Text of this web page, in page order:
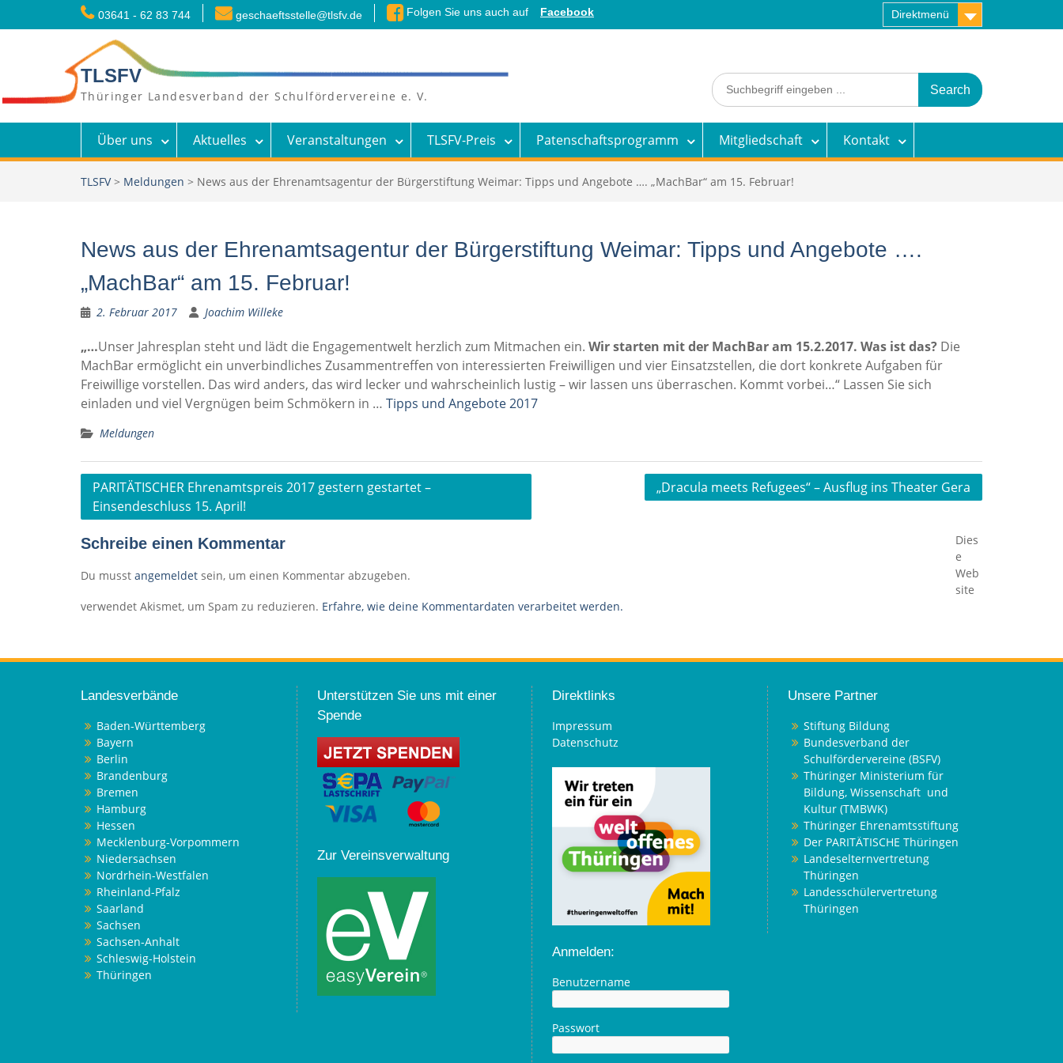
03641 - 62 83 744 geschaeftsstelle@tlsfv.de Folgen Sie uns auch auf Facebook Direktmenü
TLSFV
Thüringer Landesverband der Schulfördervereine e. V.
Search
for:
Über uns Aktuelles Veranstaltungen TLSFV-Preis Patenschaftsprogramm Mitgliedschaft Kontakt
TLSFV> Meldungen > News aus der Ehrenamtsagentur der Bürgerstiftung Weimar: Tipps und Angebote …. „MachBar“ am 15. Februar!
News aus der Ehrenamtsagentur der Bürgerstiftung Weimar: Tipps und Angebote ….
„MachBar“ am 15. Februar!
2. Februar 2017 Joachim Willeke
„…Unser Jahresplan steht und lädt die Engagementwelt herzlich zum Mitmachen ein. Wir starten mit der MachBar am 15.2.2017. Was ist das? Die
MachBar ermöglicht ein unverbindliches Zusammentreffen von interessierten Freiwilligen und vier Einsatzstellen, die dort konkrete Aufgaben für
Freiwillige vorstellen. Das wird anders, das wird lecker und wahrscheinlich lustig – wir lassen uns überraschen. Kommt vorbei…“ Lassen Sie sich
einladen und viel Vergnügen beim Schmökern in … Tipps und Angebote 2017
Meldungen
Beitragsnavigation
PARITÄTISCHER Ehrenamtspreis 2017 gestern gestartet –
Einsendeschluss 15. April!
„Dracula meets Refugees“ – Ausflug ins Theater Gera
Schreibe einen Kommentar
Du musst angemeldet sein, um einen Kommentar abzugeben.
Dies
e
Web
site
verwendet Akismet, um Spam zu reduzieren. Erfahre, wie deine Kommentardaten verarbeitet werden.
Landesverbände
Baden-Württemberg
Bayern
Berlin
Brandenburg
Bremen
Hamburg
Hessen
Mecklenburg-Vorpommern
Niedersachsen
Nordrhein-Westfalen
Rheinland-Pfalz
Saarland
Sachsen
Sachsen-Anhalt
Schleswig-Holstein
Thüringen
Unterstützen Sie uns mit einer
Spende
Zur Vereinsverwaltung
Direktlinks
Impressum
Datenschutz
Anmelden:
Benutzername
Passwort
Unsere Partner
Stiftung Bildung
Bundesverband der
Schulfördervereine (BSFV)
Thüringer Ministerium für
Bildung, Wissenschaft und
Kultur (TMBWK)
Thüringer Ehrenamtsstiftung
Der PARITÄTISCHE Thüringen
Landeselternvertretung
Thüringen
Landesschülervertretung
Thüringen